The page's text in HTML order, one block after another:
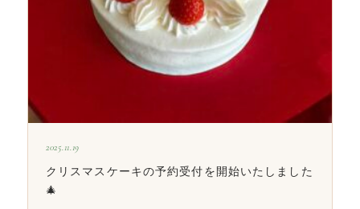
2025.11.19
クリスマスケーキの予約受付を開始いたしました
🎄